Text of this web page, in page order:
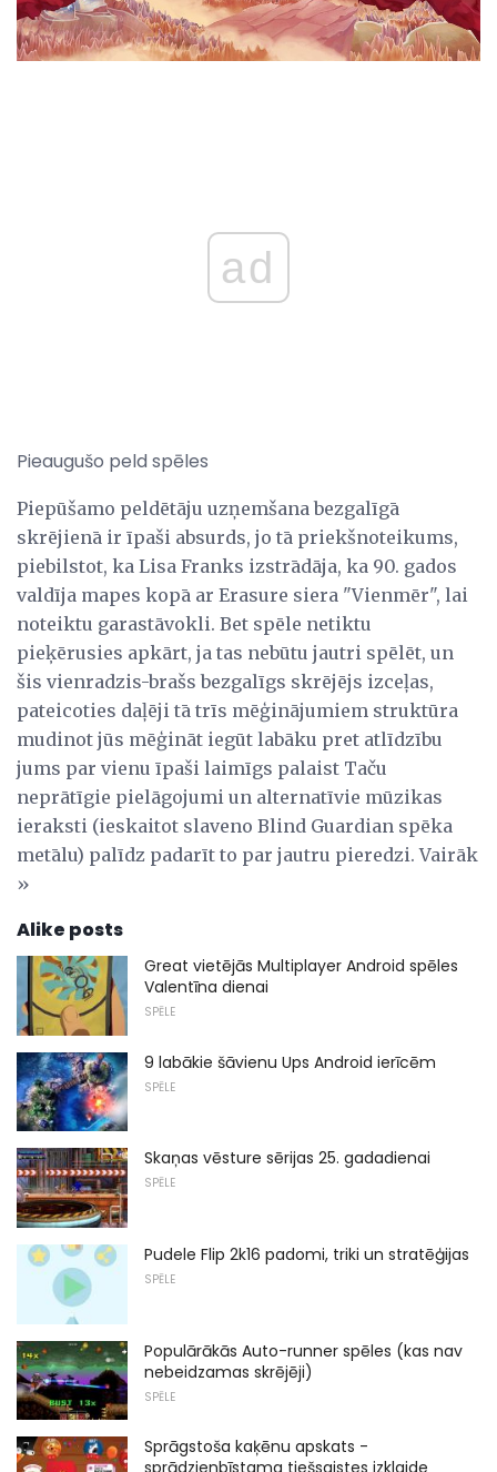
ad
Pieaugušo peld spēles
Piepūšamo peldētāju uzņemšana bezgalīgā
skrējienā ir īpaši absurds, jo tā priekšnoteikums,
piebilstot, ka Lisa Franks izstrādāja, ka 90. gados
valdīja mapes kopā ar Erasure siera "Vienmēr", lai
noteiktu garastāvokli. Bet spēle netiktu
pieķērusies apkārt, ja tas nebūtu jautri spēlēt, un
šis vienradzis-brašs bezgalīgs skrējējs izceļas,
pateicoties daļēji tā trīs mēģinājumiem struktūra
mudinot jūs mēģināt iegūt labāku pret atlīdzību
jums par vienu īpaši laimīgs palaist Taču
neprātīgie pielāgojumi un alternatīvie mūzikas
ieraksti (ieskaitot slaveno Blind Guardian spēka
metālu) palīdz padarīt to par jautru pieredzi. Vairāk
»
Alike posts
Great vietējās Multiplayer Android spēles
Valentīna dienai
SPĒLE
9 labākie šāvienu Ups Android ierīcēm
SPĒLE
Skaņas vēsture sērijas 25. gadadienai
SPĒLE
Pudele Flip 2k16 padomi, triki un stratēģijas
SPĒLE
Populārākās Auto-runner spēles (kas nav
nebeidzamas skrējēji)
SPĒLE
Sprāgstoša kaķēnu apskats -